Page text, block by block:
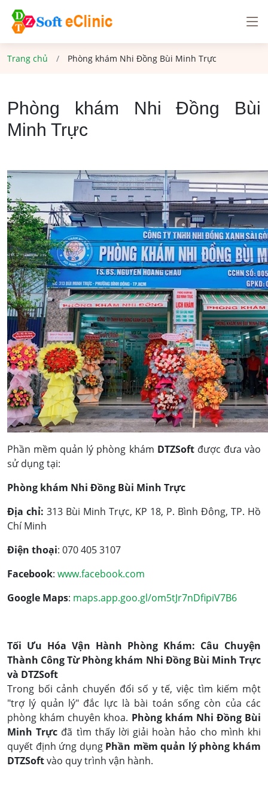
Trang chủ Phòng khám Nhi Đồng Bùi Minh Trực
Phòng khám Nhi Đồng Bùi
Minh Trực
Phần mềm quản lý phòng khám DTZSoft được đưa vào
sử dụng tại:
Phòng khám Nhi Đồng Bùi Minh Trực
Địa chỉ: 313 Bùi Minh Trực, KP 18, P. Bình Đông, TP. Hồ
Chí Minh
Điện thoại: 070 405 3107
Facebook: www.facebook.com
Google Maps: maps.app.goo.gl/om5tJr7nDfipiV7B6
Tối Ưu Hóa Vận Hành Phòng Khám: Câu Chuyện
Thành Công Từ Phòng khám Nhi Đồng Bùi Minh Trực
và DTZSoft
Trong bối cảnh chuyển đổi số y tế, việc tìm kiếm một
"trợ lý quản lý" đắc lực là bài toán sống còn của các
phòng khám chuyên khoa. Phòng khám Nhi Đồng Bùi
Minh Trực đã tìm thấy lời giải hoàn hảo cho mình khi
quyết định ứng dụng Phần mềm quản lý phòng khám
DTZSoftvào quy trình vận hành.